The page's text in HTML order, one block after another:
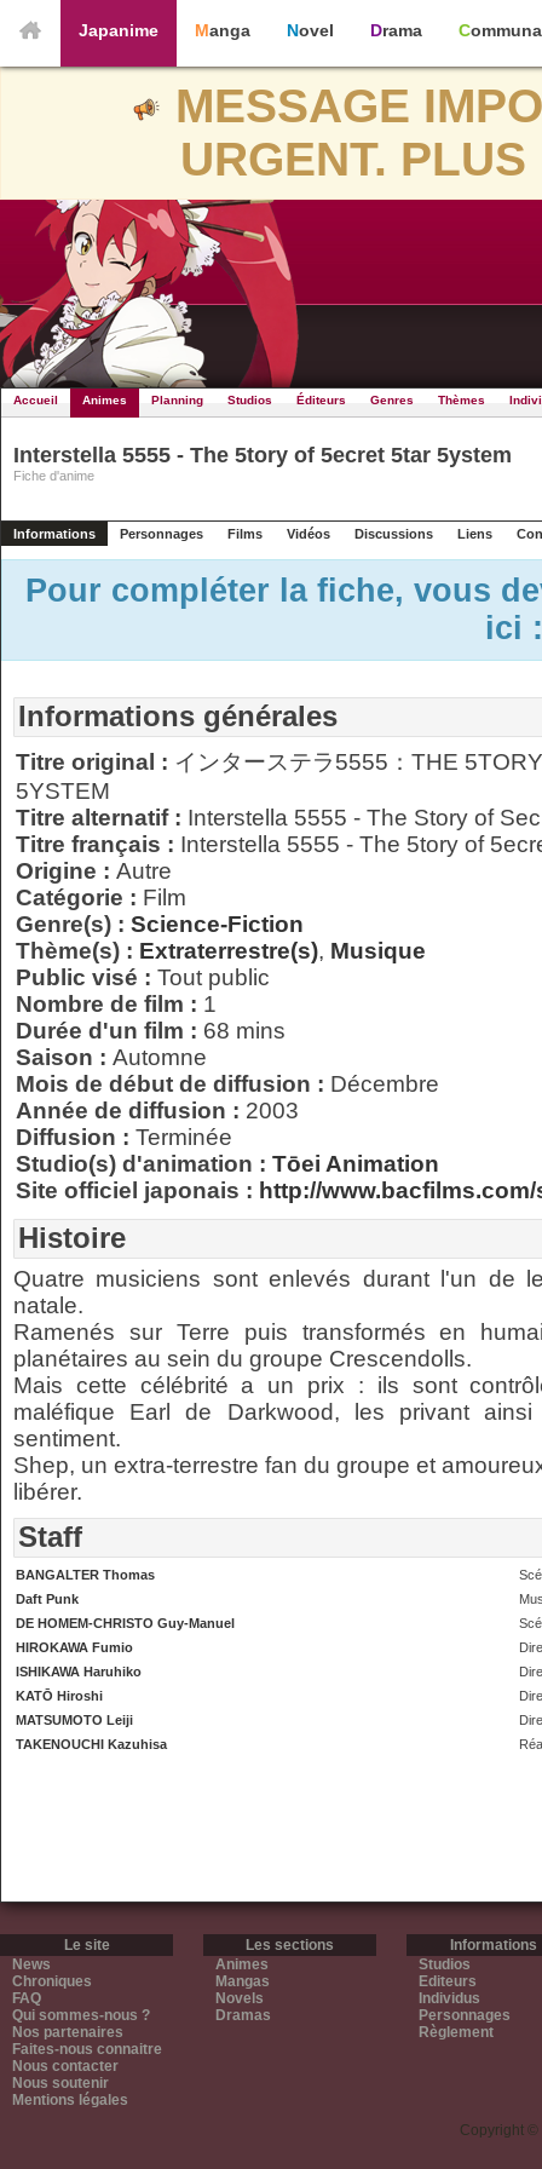
Japanime Manga Novel Drama
MESSAGE
URGENT.
Accueil Animes Planning Studios Éditeurs Genres Thèmes
Interstella 5555 - The 5tory of 5ecret 5tar 5ystem
Fiche d'anime
Informations Personnages Films Vidéos Discussions Liens
Pour compléter la fiche, vous
ici
Informations générales
Titre original : インターステラ5555：THE
5YSTEM
Titre alternatif : Interstella 5555 - The Story of
Titre français : Interstella 5555 - The 5tory of
Origine : Autre
Catégorie : Film
Genre(s) : Science-Fiction
Thème(s) : Extraterrestre(s), Musique
Public visé : Tout public
Nombre de film : 1
Durée d'un film : 68 mins
Saison : Automne
Mois de début de diffusion : Décembre
Année de diffusion : 2003
Diffusion : Terminée
Studio(s) d'animation : Tōei Animation
Site officiel japonais : http://
Histoire
Quatre musiciens sont enlevés durant l'un de
natale.
Ramenés sur Terre puis transformés en
planétaires au sein du groupe Crescendolls.
Mais cette célébrité a un prix : ils sont
maléfique Earl de Darkwood, les privant
sentiment.
Shep, un extra-terrestre fan du groupe et
libérer.
Staff
BANGALTER Thomas
Daft Punk
DE HOMEM-CHRISTO Guy-Manuel
HIROKAWA Fumio
ISHIKAWA Haruhiko
KATŌ Hiroshi
MATSUMOTO Leiji
TAKENOUCHI Kazuhisa
Le site
News
Chroniques
FAQ
Qui sommes-nous ?
Nos partenaires
Faites-nous connaitre
Nous contacter
Nous soutenir
Mentions légales
Les sections
Animes
Mangas
Novels
Dramas
Informations
Studios
Editeurs
Individus
Personnages
Règlement
Copyright ©